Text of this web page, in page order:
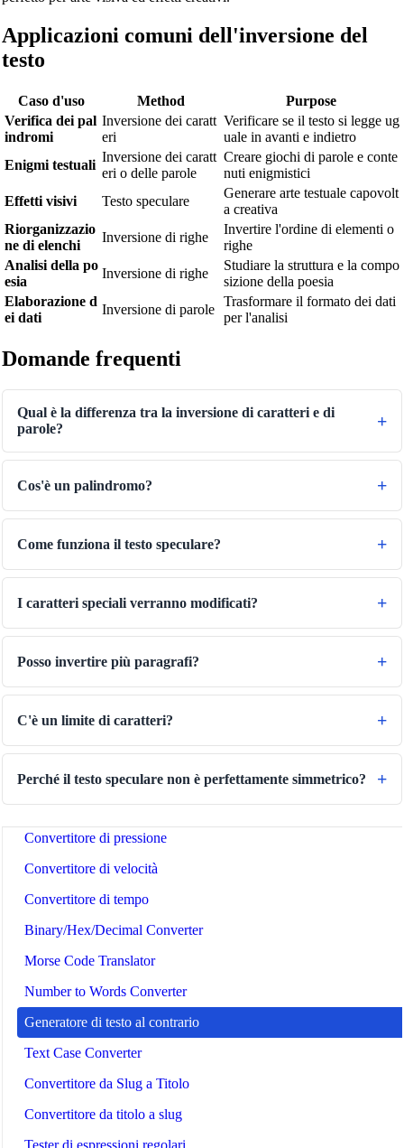
🔗Related Tools
Convertitore di volume secco
Convertitore di superficie
Convertitore di energia
Convertitore di spazio dati
Convertitore consumo carburante
Convertitore di potenza
Convertitore di pressione
Convertitore di velocità
Convertitore di tempo
Binary/Hex/Decimal Converter
Morse Code Translator
Number to Words Converter
Generatore di testo al contrario
Text Case Converter
Convertitore da Slug a Titolo
Convertitore da titolo a slug
Tester di espressioni regolari
Applicazioni comuni dell'inversione del
testo
Caso d'uso Method
Purpose
Verifica dei pal
indromi
Inversione dei caratt
eri
Verificare se il testo si legge ug
uale in avanti e indietro
Enigmi testuali
Inversione dei caratt
eri o delle parole
Creare giochi di parole e conte
nuti enigmistici
Effetti visivi
Testo speculare
Generare arte testuale capovolt
a creativa
Riorganizzazio
ne di elenchi
Inversione di righe
Invertire l'ordine di elementi o
righe
Analisi della po
esia
Inversione di righe
Studiare la struttura e la compo
sizione della poesia
Elaborazione d
ei dati
Inversione di parole
Trasformare il formato dei dati
per l'analisi
Domande frequenti
Qual è la differenza tra la inversione di caratteri e di
parole?
Cos'è un palindromo?
Come funziona il testo speculare?
I caratteri speciali verranno modificati?
Posso invertire più paragrafi?
C'è un limite di caratteri?
Perché il testo speculare non è perfettamente simmetrico?